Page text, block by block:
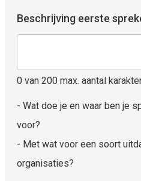
Beschrijving eerste
0 van 200 max. aantal
- Wat doe je en waar ben je
voor?
- Met wat voor een soort
organisaties?